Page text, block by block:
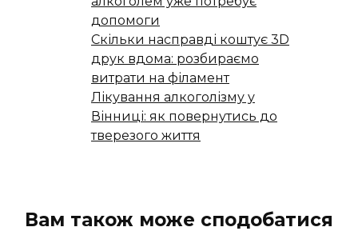
допомоги
Скільки насправді коштує 3D
друк вдома: розбираємо
витрати на філамент
Лікування алкоголізму у
Вінниці: як повернутись до
тверезого життя
Вам також може сподобатися